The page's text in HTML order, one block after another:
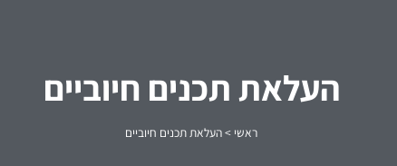
העלאת תכנים חיוביים
ראשי >העלאת תכנים חיוביים